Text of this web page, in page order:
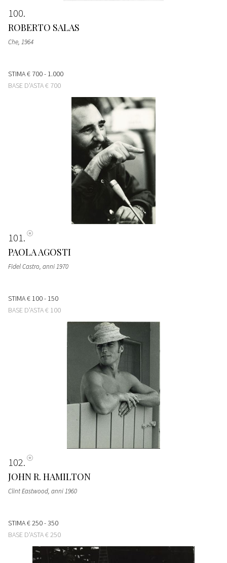
100
ROBERTO SALAS
Che, 1964
STIMA€ 700 - 1.000
BASE D'ASTA€ 700
101
PAOLA AGOSTI
Fidel Castro, anni 1970
STIMA€ 100 - 150
BASE D'ASTA€ 100
102
JOHN R. HAMILTON
Clint Eastwood, anni 1960
STIMA€ 250 - 350
BASE D'ASTA€ 250